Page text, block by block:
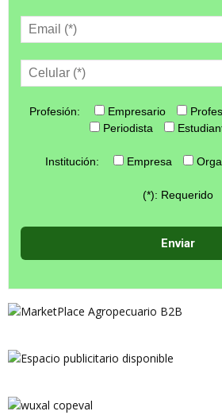
Profesión: Empresario
Periodista
Institución: Empresa
(*): Requerido